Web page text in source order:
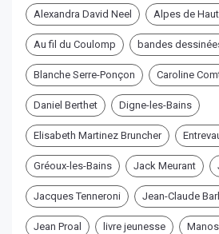
Alexandra David Neel Alpes de
Au fil du Coulomp bandes
Blanche Serre-Ponçon Caroline
Daniel Berthet Digne-les-Bains
Elisabeth Martinez Bruncher
Gréoux-les-Bains Jack Meurant
Jacques Tenneroni Jean-Claude
Jean Proal livre jeunesse